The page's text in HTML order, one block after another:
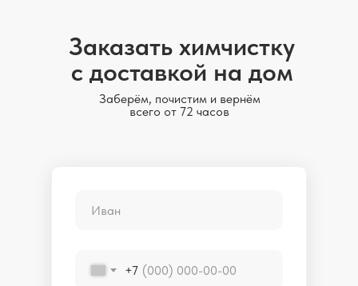
Заказать химчистку
с доставкой на дом
Заберём, почистим и вернём
всего от 72 часов
+7